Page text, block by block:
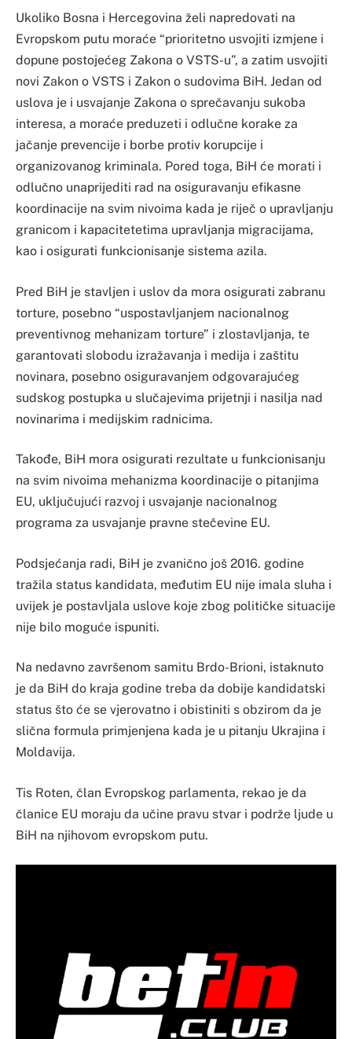
Ukoliko Bosna i Hercegovina želi napredovati na
Evropskom putu moraće “prioritetno usvojiti izmjene i
dopune postojećeg Zakona o VSTS-u”, a zatim usvojiti
novi Zakon o VSTS i Zakon o sudovima BiH. Jedan od
uslova je i usvajanje Zakona o sprečavanju sukoba
interesa, a moraće preduzeti i odlučne korake za
jačanje prevencije i borbe protiv korupcije i
organizovanog kriminala. Pored toga, BiH će morati i
odlučno unaprijediti rad na osiguravanju efikasne
koordinacije na svim nivoima kada je riječ o upravljanju
granicom i kapacitetetima upravljanja migracijama,
kao i osigurati funkcionisanje sistema azila.
Pred BiH je stavljen i uslov da mora osigurati zabranu
torture, posebno “uspostavljanjem nacionalnog
preventivnog mehanizam torture” i zlostavljanja, te
garantovati slobodu izražavanja i medija i zaštitu
novinara, posebno osiguravanjem odgovarajućeg
sudskog postupka u slučajevima prijetnji i nasilja nad
novinarima i medijskim radnicima.
Takođe, BiH mora osigurati rezultate u funkcionisanju
na svim nivoima mehanizma koordinacije o pitanjima
EU, uključujući razvoj i usvajanje nacionalnog
programa za usvajanje pravne stečevine EU.
Podsjećanja radi, BiH je zvanično još 2016. godine
tražila status kandidata, međutim EU nije imala sluha i
uvijek je postavljala uslove koje zbog političke situacije
nije bilo moguće ispuniti.
Na nedavno završenom samitu Brdo-Brioni, istaknuto
je da BiH do kraja godine treba da dobije kandidatski
status što će se vjerovatno i obistiniti s obzirom da je
slična formula primjenjena kada je u pitanju Ukrajina i
Moldavija.
Tis Roten, član Evropskog parlamenta, rekao je da
članice EU moraju da učine pravu stvar i podrže ljude u
BiH na njihovom evropskom putu.